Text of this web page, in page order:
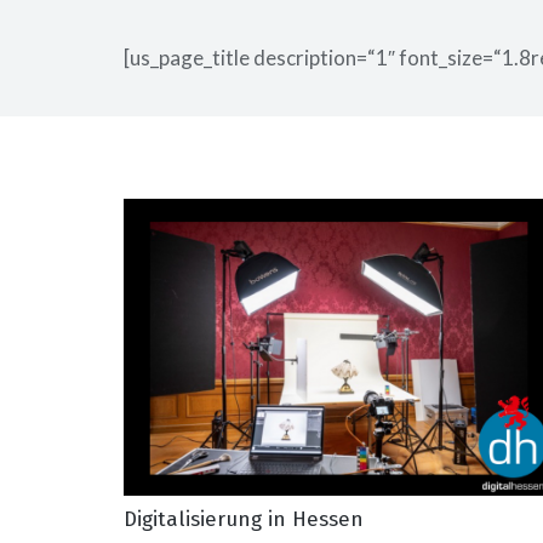
[us_page_title description=“1″
Digitalisierung in Hessen